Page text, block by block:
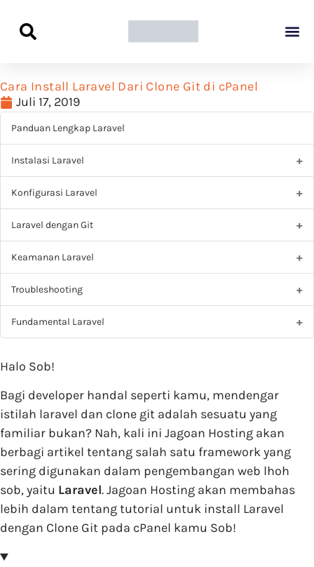
Cara Install Laravel Dari Clone Git di cPanel
Juli 17, 2019
Panduan Lengkap Laravel
Instalasi Laravel
Konfigurasi Laravel
Laravel dengan Git
Keamanan Laravel
Troubleshooting
Fundamental Laravel
Halo Sob!
Bagi developer handal seperti kamu, mendengar
istilah laravel dan clone git adalah sesuatu yang
familiar bukan? Nah, kali ini Jagoan Hosting akan
berbagi artikel tentang salah satu framework yang
sering digunakan dalam pengembangan web lhoh
sob, yaitu Laravel. Jagoan Hosting akan membahas
lebih dalam tentang tutorial untuk install Laravel
dengan Clone Git pada cPanel kamu Sob!